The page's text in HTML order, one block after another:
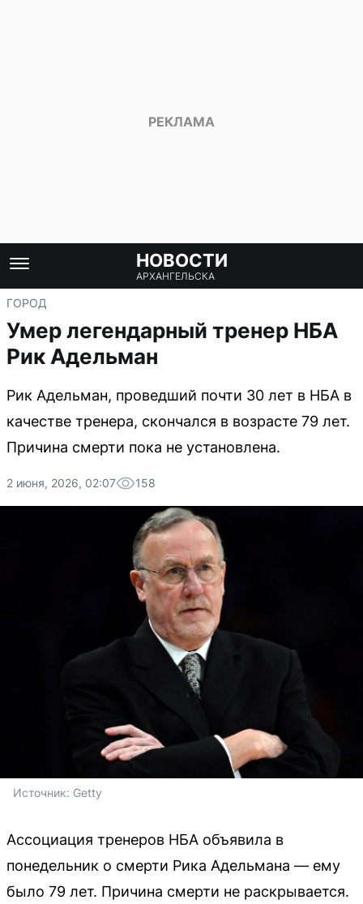
НОВОСТИ
АРХАНГЕЛЬСКА
ГОРОД
Умер легендарный тренер НБА
Рик Адельман
Рик Адельман, проведший почти 30 лет в НБА в
качестве тренера, скончался в возрасте 79 лет.
Причина смерти пока не установлена.
2 июня, 2026, 02:07 158
Источник: Getty
Ассоциация тренеров НБА объявила в
понедельник о смерти Рика Адельмана — ему
было 79 лет. Причина смерти не раскрывается.